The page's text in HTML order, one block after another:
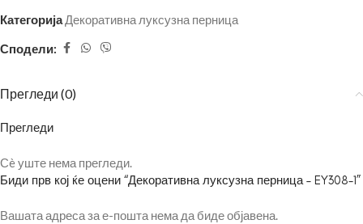
Категорија Декоративна луксузна перница
Сподели:
Прегледи (0)
Прегледи
Сè уште нема прегледи.
Биди прв кој ќе оцени “Декоративна луксузна перница – EY308-1”
Вашата адреса за е-пошта нема да биде објавена.